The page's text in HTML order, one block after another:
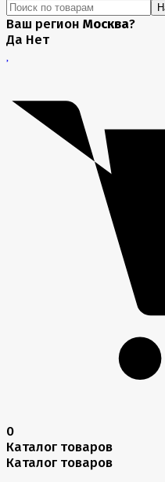
Ваш регион Москва?
Да Нет
0
Каталог товаров
Каталог товаров